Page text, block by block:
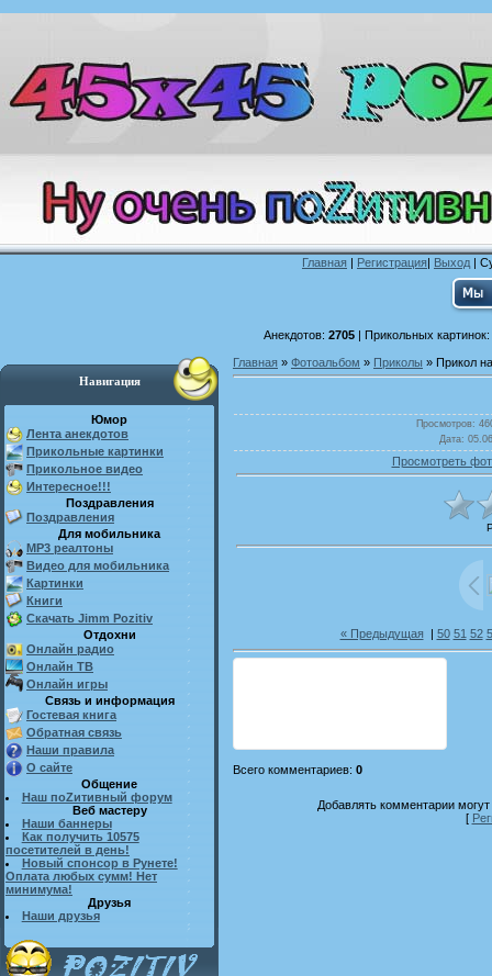
Главная | Регистрация| Выход |
Анекдотов: 2705| Прикольных картинок:
Навигация
Юмор
Лента анекдотов
Прикольные картинки
Прикольное видео
Интересное!!!
Поздравления
Поздравления
Для мобильника
MP3 реалтоны
Видео для мобильника
Картинки
Книги
Скачать Jimm Pozitiv
Отдохни
Онлайн радио
Онлайн ТВ
Онлайн игры
Связь и информация
Гостевая книга
Обратная связь
Наши правила
О сайте
Общение
Наш поZитивный форум
Веб мастеру
Наши баннеры
Как получить 10575
посетителей в день!
Новый спонсор в Рунете!
Оплата любых сумм! Нет
минимума!
Друзья
Наши друзья
Главная » Фотоальбом » Приколы » Прикол
Просмотров:
Дата:
Просмотреть
« Предыдущая| 50 51 52
Всего комментариев: 0
Добавлять комментарии
[